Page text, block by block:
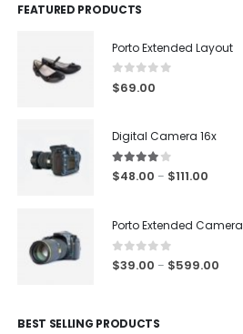
FEATURED PRODUCTS
Porto Extended Layout
0 out of 5
$69.00
Digital Camera 16x
4.00out of 5
$48.00 – $111.00
Porto Extended Camera
0out of 5
$39.00 – $599.00
BEST SELLING PRODUCTS